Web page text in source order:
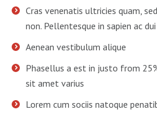
Cras venenatis ultricies quam,
non. Pellentesque in sapien ac
Aenean vestibulum alique
Phasellus a est in justo from
sit amet varius
Lorem cum sociis natoque